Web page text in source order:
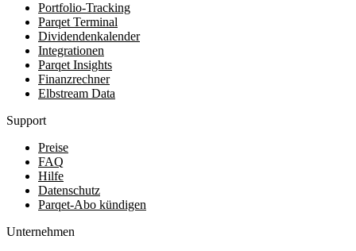
Portfolio-Tracking
Parqet Terminal
Dividendenkalender
Integrationen
Parqet Insights
Finanzrechner
Elbstream Data
Support
Preise
FAQ
Hilfe
Datenschutz
Parqet-Abo kündigen
Unternehmen